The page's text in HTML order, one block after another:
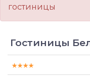
гостиницы
Гостиницы